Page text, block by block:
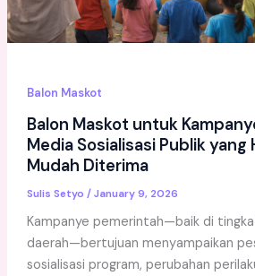
Balon Maskot
Balon Maskot untuk
Media Sosialisasi Publik yang
Mudah Diterima
Sulis Setyo /January 9, 2026
Kampanye pemerintah—baik di
daerah—bertujuan menyampaikan
sosialisasi program, perubahan